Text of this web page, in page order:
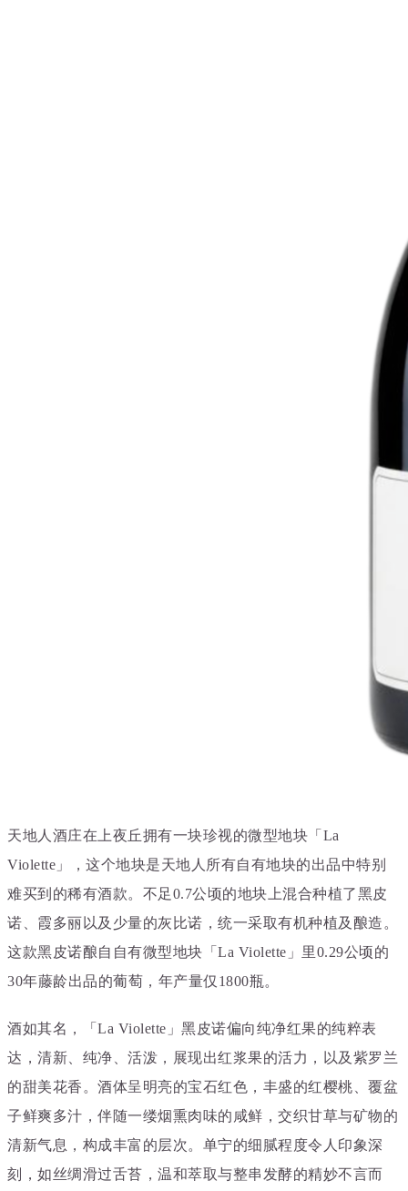
天地人酒庄在上夜丘拥有一块珍视的微型地块「La
Violette」，这个地块是天地人所有自有地块的出品中特别
难买到的稀有酒款。不足0.7公顷的地块上混合种植了黑皮
诺、霞多丽以及少量的灰比诺，统一采取有机种植及酿造。
这款黑皮诺酿自自有微型地块 「La Violette」里0.29公顷的
30年藤龄出品的葡萄，年产量仅1800瓶。
酒如其名，「La Violette」黑皮诺偏向纯净红果的纯粹表
达，清新、纯净、活泼，展现出红浆果的活力 ，以及紫罗兰
的甜美花香。酒体呈明亮的宝石红色，丰盛的红樱桃、覆盆
子鲜爽多汁，伴随一缕烟熏肉味的咸鲜，交织甘草与矿物的
清新气息，构成丰富的层次。单宁的细腻程度令人印象深
刻，如丝绸滑过舌苔，温和萃取与整串发酵的精妙不言而